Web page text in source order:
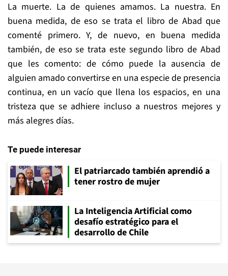
La muerte. La de quienes amamos. La nuestra. En
buena medida, de eso se trata el libro de Abad que
comenté primero. Y, de nuevo, en buena medida
también, de eso se trata este segundo libro de Abad
que les comento: de cómo puede la ausencia de
alguien amado convertirse en una especie de presencia
continua, en un vacío que llena los espacios, en una
tristeza que se adhiere incluso a nuestros mejores y
más alegres días.
Te puede interesar
El patriarcado también aprendió a
tener rostro de mujer
La Inteligencia Artificial como
desafío estratégico para el
desarrollo de Chile